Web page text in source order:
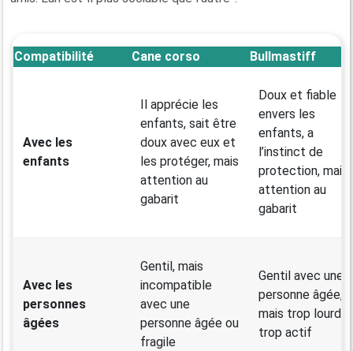
Compatibilité Cane corso Bullmastiff
Avec les
enfants
Il apprécie les
enfants, sait être
doux avec eux et
les protéger, mais
attention au
gabarit
Doux et fiable
envers les
enfants, a
l’instinct de
protection, mais
attention au
gabarit
Avec les
personnes
âgées
Gentil, mais
incompatible
avec une
personne âgée ou
fragile
Gentil avec une
personne âgée,
mais trop lourd
trop actif